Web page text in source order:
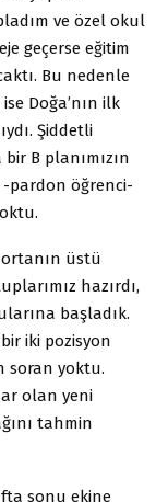
ve özel okul
geçerse eğitim
Bu nedenle
Doğa’nın ilk
Şiddetli
B planımızın
-pardon öğrenci-
üstü
hazırdı,
başladık.
iki pozisyon
soran yoktu.
olan yeni
tahmin
sonu ekine